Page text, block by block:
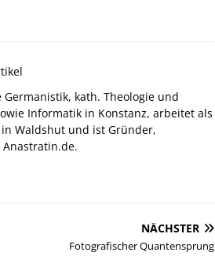
kath. Theologie und
Informatik in Konstanz, arbeitet als
Waldshut und ist Gründer,
NÄCHSTER
Fotografischer Quantensprung